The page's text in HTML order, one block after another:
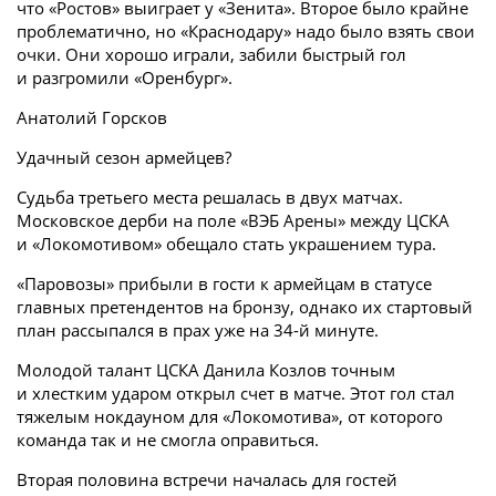
что «Ростов» выиграет у «Зенита». Второе было крайне
проблематично, но «Краснодару» надо было взять свои
очки. Они хорошо играли, забили быстрый гол
и разгромили «Оренбург».
Анатолий Горсков
Удачный сезон армейцев?
Судьба третьего места решалась в двух матчах.
Московское дерби на поле «ВЭБ Арены» между ЦСКА
и «Локомотивом» обещало стать украшением тура.
«Паровозы» прибыли в гости к армейцам в статусе
главных претендентов на бронзу, однако их стартовый
план рассыпался в прах уже на 34-й минуте.
Молодой талант ЦСКА Данила Козлов точным
и хлестким ударом открыл счет в матче. Этот гол стал
тяжелым нокдауном для «Локомотива», от которого
команда так и не смогла оправиться.
Вторая половина встречи началась для гостей